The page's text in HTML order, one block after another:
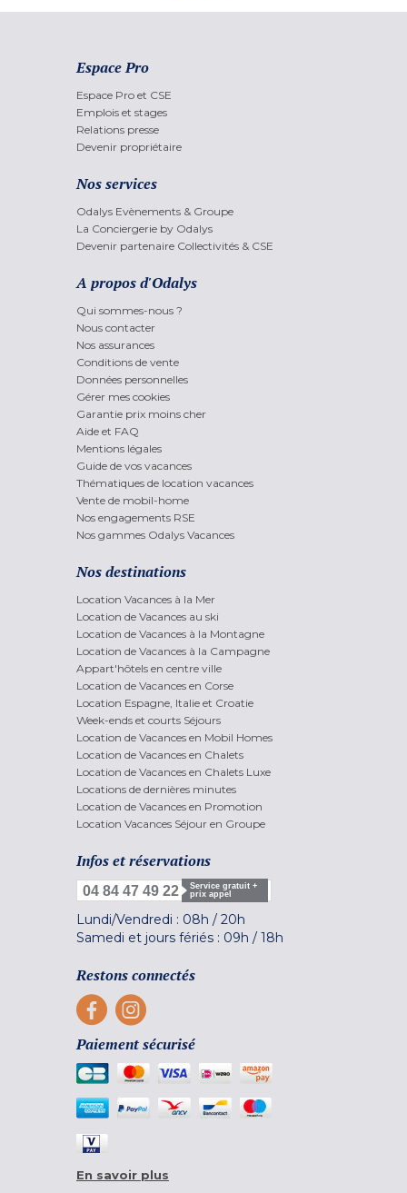
Espace Pro
Espace Pro et CSE
Emplois et stages
Relations presse
Devenir propriétaire
Nos services
Odalys Evènements & Groupe
La Conciergerie by Odalys
Devenir partenaire Collectivités & CSE
A propos d'Odalys
Qui sommes-nous ?
Nous contacter
Nos assurances
Conditions de vente
Données personnelles
Gérer mes cookies
Garantie prix moins cher
Aide et FAQ
Mentions légales
Guide de vos vacances
Thématiques de location vacances
Vente de mobil-home
Nos engagements RSE
Nos gammes Odalys Vacances
Nos destinations
Location Vacances à la Mer
Location de Vacances au ski
Location de Vacances à la Montagne
Location de Vacances à la Campagne
Appart'hôtels en centre ville
Location de Vacances en Corse
Location Espagne, Italie et Croatie
Week-ends et courts Séjours
Location de Vacances en Mobil Homes
Location de Vacances en Chalets
Location de Vacances en Chalets Luxe
Locations de dernières minutes
Location de Vacances en Promotion
Location Vacances Séjour en Groupe
Infos et réservations
04 84 47 49 22
Service gratuit +
prix appel
Lundi/Vendredi : 08h / 20h
Samedi et jours fériés : 09h / 18h
Restons connectés
Paiement sécurisé
En savoir plus